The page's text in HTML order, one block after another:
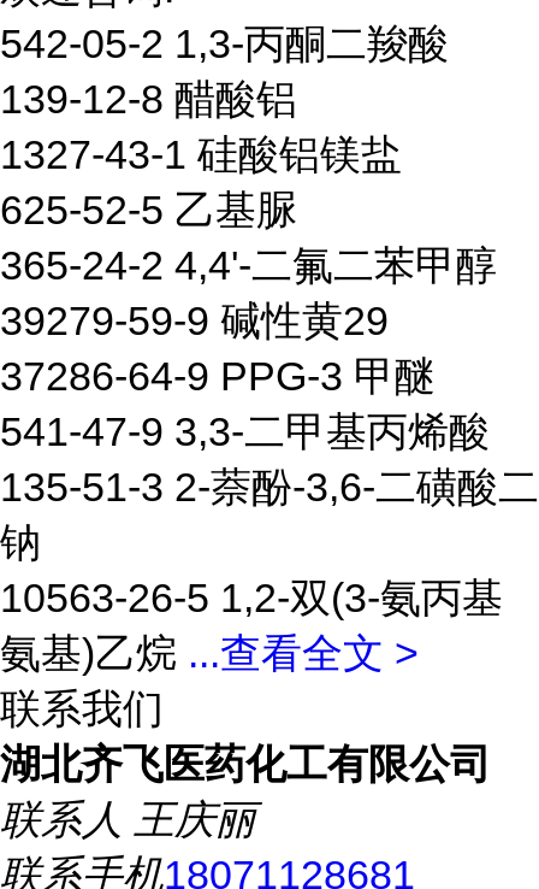
542-05-2 1,3-丙酮二羧酸
139-12-8 醋酸铝
1327-43-1 硅酸铝镁盐
625-52-5 乙基脲
365-24-2 4,4'-二氟二苯甲醇
39279-59-9 碱性黄29
37286-64-9 PPG-3 甲醚
541-47-9 3,3-二甲基丙烯酸
135-51-3 2-萘酚-3,6-二磺酸二
钠
10563-26-5 1,2-双(3-氨丙基
氨基)乙烷 ...查看全文 >
联系我们
湖北齐飞医药化工有限公司
联系人 王庆丽
联系手机18071128681